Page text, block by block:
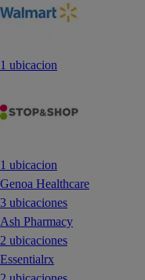
1 ubicacion
1 ubicacion
Genoa Healthcare
3 ubicaciones
Ash Pharmacy
2 ubicaciones
Essentialrx